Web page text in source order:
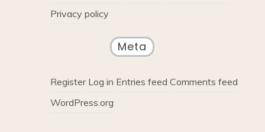
Privacy policy
Meta
Register Log in Entries feed Comments feed
WordPress.org